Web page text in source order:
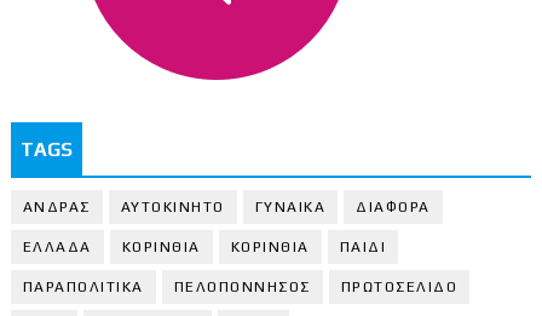
TAGS
ΑΝΔΡΑΣ ΑΥΤΟΚΙΝΗΤΟ ΓΥΝΑΙΚΑ ΔΙΑΦΟΡΑ
ΕΛΛΑΔΑ ΚΟΡΙΝΘΙΑ ΚΟΡΙΝΘΙA ΠΑΙΔΙ
ΠΑΡΑΠΟΛΙΤΙΚΑ ΠΕΛΟΠΟΝΝΗΣΟΣ ΠΡΩΤΟΣΕΛΙΔΟ